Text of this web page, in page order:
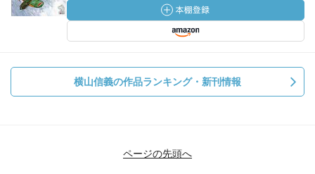
横山信義の作品ランキング・新刊情報
ページの先頭へ